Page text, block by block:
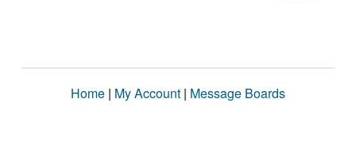
Home | My Account | Message Boards